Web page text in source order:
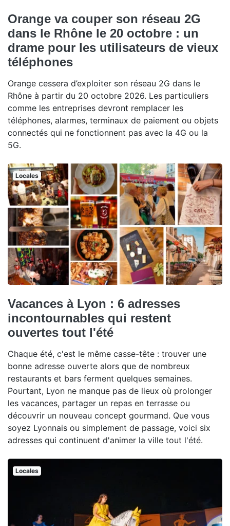
Orange va couper son réseau 2G
dans le Rhône le 20 octobre : un
drame pour les utilisateurs de vieux
téléphones
Orange cessera d’exploiter son réseau 2G dans le
Rhône à partir du 20 octobre 2026. Les particuliers
comme les entreprises devront remplacer les
téléphones, alarmes, terminaux de paiement ou objets
connectés qui ne fonctionnent pas avec la 4G ou la
5G.
Locales
Vacances à Lyon : 6 adresses
incontournables qui restent
ouvertes tout l'été
Chaque été, c'est le même casse-tête : trouver une
bonne adresse ouverte alors que de nombreux
restaurants et bars ferment quelques semaines.
Pourtant, Lyon ne manque pas de lieux où prolonger
les vacances, partager un repas en terrasse ou
découvrir un nouveau concept gourmand. Que vous
soyez Lyonnais ou simplement de passage, voici six
adresses qui continuent d'animer la ville tout l'été.
Locales